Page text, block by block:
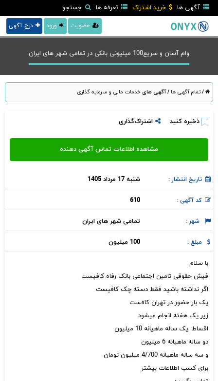
آگهی ها خرید اشتراک تعرفه ها جستجو
درج آگهی ورود عضویت
وام آسان و سریع100 میلیونی بانکی در تمامی شهر های ایران
/تمام آگهی ها /آگهی هایخدمات مالی و سرمایه گذاری
ذخیره کنید اشتراک‌گذاری
تاریخ انتشار : شنبه 17 مرداد 1405
کد آگهی : 610
شهر : تمامی شهر های ایران
مبلغ : 100 میلیون
با سلام
فیش حقوقی تامین اجتماعی بانک رفاه کافیست
اگر نداشته باشید فقط دسته چک کافیست
یک بار حضور در تهران کافست
زیر یک هفته انجام میشود
اقساط: یک ساله ماهیانه 10 میلیون
دو ساله ماهیانه 6 میلیون
و سه ساله ماهیانه 4/700 میلیون تومان
برای کسب اطلاعات بیشتر